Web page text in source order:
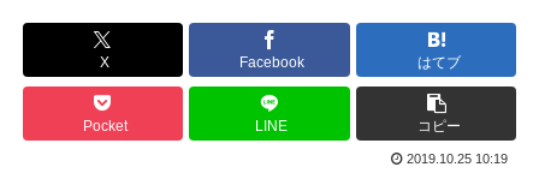
国家情報局のスパイ通報フォーム、マイクロソフト365だっ...
ハンターハンターのゴンっておるやん
ちいかわのモモンガ、逝きそう
韓国人「韓国に10年間の出場権剥奪や過去ワールドカップ、...
X Facebook はてブ
Pocket LINE コピー
2019.10.25 10:19